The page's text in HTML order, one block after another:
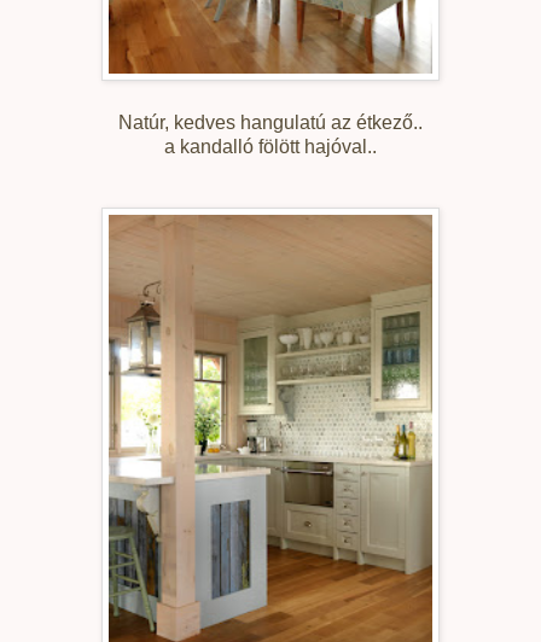
Natúr, kedves hangulatú az étkező..
a kandalló fölött hajóval..